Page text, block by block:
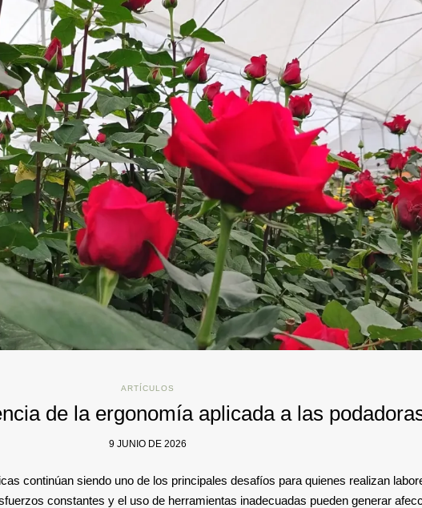
ARTÍCULOS
de la ergonomía aplicada a las
9 JUNIO DE 2026
continúan siendo uno de los principales desafíos para quienes realizan
constantes y el uso de herramientas inadecuadas pueden generar